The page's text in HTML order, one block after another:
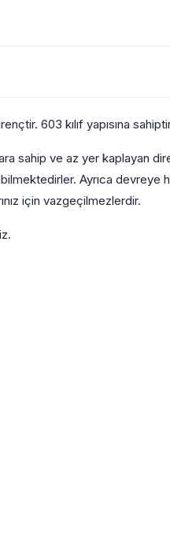
603 kılıf yapısına
sahip ve az yer kaplayan
Ayrıca devreye
için vazgeçilmezlerdir.